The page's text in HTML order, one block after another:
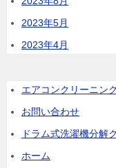
2023年5月
2023年4月
エアコンクリーニン
お問い合わせ
ドラム式洗濯機分解
ホーム